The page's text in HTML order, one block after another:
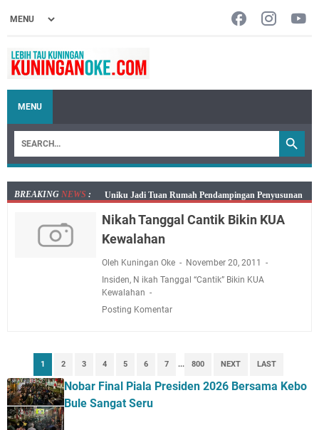
MENU
BREAKING NEWS :
Uniku Jadi Tuan Rumah Pendampingan Penyusunan
Dokumen SPMI
Sudahkah Kita Merdeka Dari Hawa Nafsu?
Info Sembako di Pasar Kepuh Kuningan Kamis 6
Agustus 2026, Daging Naik, Telur Turun
Agenda Kegiatan Bupati Kuningan Kamis 6 Agustus
2026 Ada Tiga Acara
Kamis 6 Agustus 2026 Mobil Samling Ada di Alun-alun
Agustus 2026 Ada di Empat Titik
Embun Pagi Kamis 6 Agustus 2026: Tidak Semua
Keterlambatan Berarti Kegagalan
Nikah Tanggal Cantik Bikin KUA
Kewalahan
Oleh Kuningan Oke
November 20, 2011
Insiden, N ikah Tanggal “Cantik” Bikin KUA
Kewalahan
Posting Komentar
1 2 3 4 5 6 7 ... 800 NEXT LAST
Nobar Final Piala Presiden 2026 Bersama Kebo
Bule Sangat Seru